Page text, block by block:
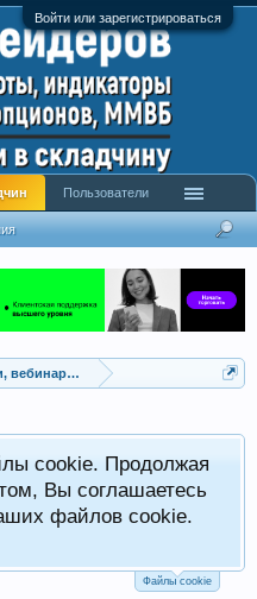
Войти или зарегистрироваться
вебинары, учебный материал
cookie. Продолжая
Вы соглашаетесь
файлов cookie.
Файлы cookie
Пользователи